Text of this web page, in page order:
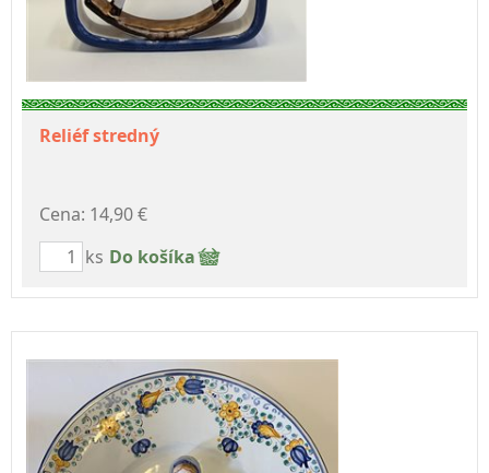
Reliéf stredný
Cena: 14,90 €
ks Do košíka